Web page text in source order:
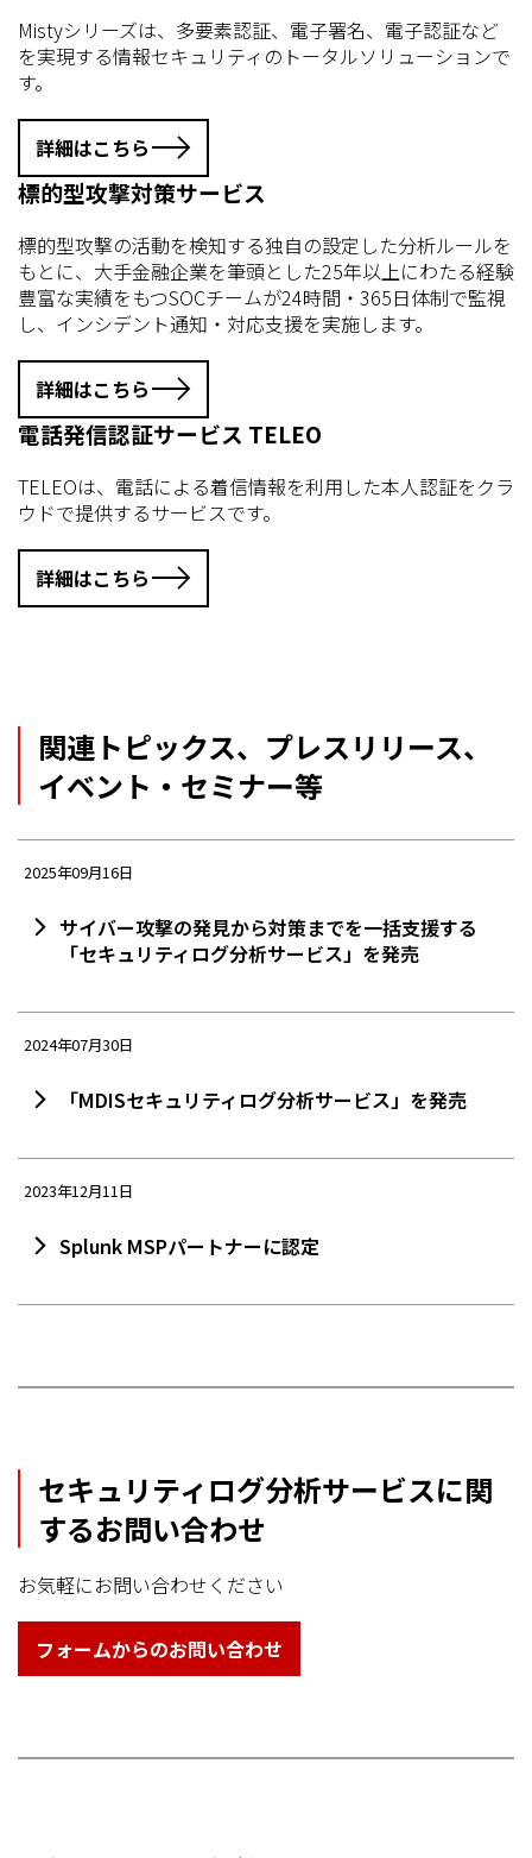
Mistyシリーズは、多要素認証、電子署名、電子認証など
を実現する情報セキュリティのトータルソリューションで
す。
詳細はこちら
標的型攻撃対策サービス
標的型攻撃の活動を検知する独自の設定した分析ルールを
もとに、大手金融企業を筆頭とした25年以上にわたる経験
豊富な実績をもつSOCチームが24時間・365日体制で監視
し、インシデント通知・対応支援を実施します。
詳細はこちら
電話発信認証サービス TELEO
TELEOは、電話による着信情報を利用した本人認証をクラ
ウドで提供するサービスです。
詳細はこちら
関連トピックス、プレスリリース、
イベント・セミナー等
2025年09月16日
サイバー攻撃の発見から対策までを一括支援する
「セキュリティログ分析サービス」を発売
2024年07月30日
「MDISセキュリティログ分析サービス」を発売
2023年12月11日
Splunk MSPパートナーに認定
セキュリティログ分析サービスに関
するお問い合わせ
お気軽にお問い合わせください
フォームからのお問い合わせ